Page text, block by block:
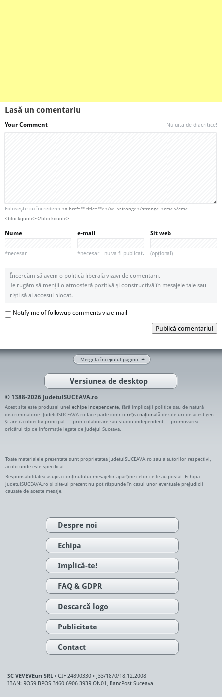
Lasă un comentariu
Your Comment Nu uita de diacritice!
Foloseşte cu încredere: <a href="" title=""></a> <strong></strong> <em></em>
<blockquote></blockquote>
Nume
*necesar
e-mail
*necesar - nu va fi publicat.
Sit web
(opțional)
Încercăm să avem o politică liberală vizavi de comentarii.
Te rugăm să menții o atmosferă pozitivă și constructivă în mesajele tale sau
riști să ai accesul blocat.
Notify me of followup comments via e-mail
Publică comentariul
Mergi la începutul paginii
Versiunea de desktop
© 1388-2026 JudetulSUCEAVA.ro
Acest site este produsul unei echipe independente , fără implicații politice sau de natură
discriminatorie. JudetulSUCEAVA.ro face parte dintr-o rețea națională de site-uri de acest gen
și are ca obiectiv principal — prin colaborare sau studiu independent — promovarea
oricărui tip de informație legate de județul Suceava.
Toate materialele prezentate sunt proprietatea JudetulSUCEAVA.ro sau a autorilor respectivi,
acolo unde este specificat.
Responsabilitatea asupra conținutului mesajelor aparține celor ce le-au postat. Echipa
JudetulSUCEAVA.ro și site-ul prezent nu pot răspunde în cazul unor eventuale prejudicii
cauzate de aceste mesaje.
Despre noi
Echipa
Implică-te!
FAQ & GDPR
Descarcă logo
Publicitate
Contact
SC VEVEVEuri SRL • CIF 24890330 • J33/1870/18.12.2008
IBAN: RO59 BPOS 3460 6906 393R ON01, BancPost Suceava